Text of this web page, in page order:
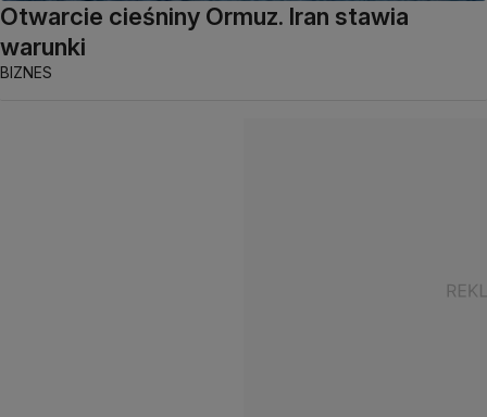
Otwarcie cieśniny Ormuz. Iran stawia
warunki
BIZNES